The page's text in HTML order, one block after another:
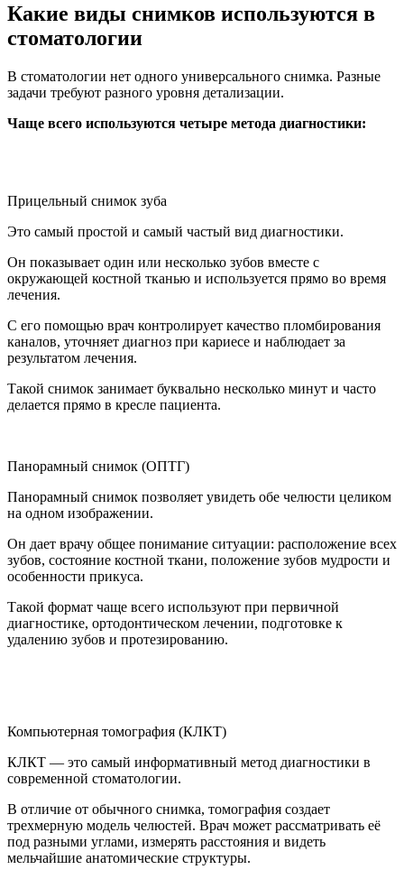
Какие виды снимков используются в
стоматологии
В стоматологии нет одного универсального снимка. Разные
задачи требуют разного уровня детализации.
Чаще всего используются четыре метода диагностики:
Прицельный снимок зуба
Это самый простой и самый частый вид диагностики.
Он показывает один или несколько зубов вместе с
окружающей костной тканью и используется прямо во время
лечения.
С его помощью врач контролирует качество пломбирования
каналов, уточняет диагноз при кариесе и наблюдает за
результатом лечения.
Такой снимок занимает буквально несколько минут и часто
делается прямо в кресле пациента.
Панорамный снимок (ОПТГ)
Панорамный снимок позволяет увидеть обе челюсти целиком
на одном изображении.
Он дает врачу общее понимание ситуации: расположение всех
зубов, состояние костной ткани, положение зубов мудрости и
особенности прикуса.
Такой формат чаще всего используют при первичной
диагностике, ортодонтическом лечении, подготовке к
удалению зубов и протезированию.
Компьютерная томография (КЛКТ)
КЛКТ — это самый информативный метод диагностики в
современной стоматологии.
В отличие от обычного снимка, томография создает
трехмерную модель челюстей. Врач может рассматривать её
под разными углами, измерять расстояния и видеть
мельчайшие анатомические структуры.